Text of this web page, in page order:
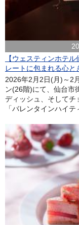
【ウェスティンホテ
レートに包まれる心と
2026年2月2日(月)～2
ン(26階)にて、仙台市
ディッシュ、そしてチ
「バレンタインハイ